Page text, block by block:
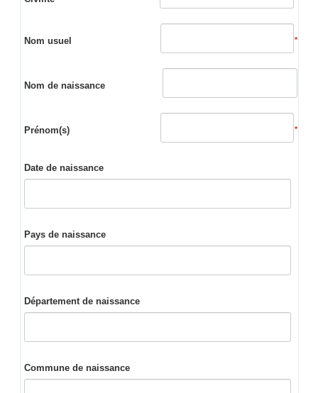
Nom usuel *
Nom de naissance
Prénom(s) *
Date de naissance
Pays de naissance
Département de naissance
Commune de naissance